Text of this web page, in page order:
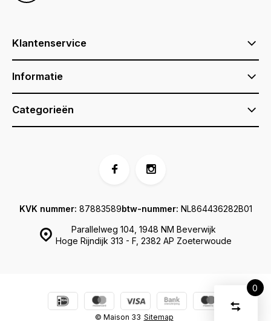
Klantenservice
Informatie
Categorieën
Parallelweg 104, 1948 NM Beverwijk
Hoge Rijndijk 313 - F, 2382 AP Zoeterwoude
KVK nummer: 87883589btw-nummer: NL864436282B01
© Maison 33 Sitemap
0
Vergelijk
Start